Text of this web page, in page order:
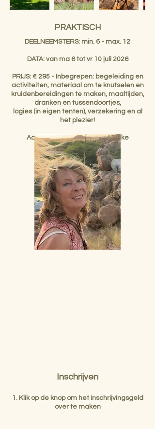
PRAKTISCH
DEELNEEMSTERS: min. 6 - max. 12
DATA: van ma 6 tot vr 10 juli 2026
PRIJS: € 295 - Inbegrepen: begeleiding en
activiteiten, materiaal om te knutselen en
kruidenbereidingen te maken, maaltijden,
dranken en tussendoortjes,
logies (in eigen tenten), verzekering en al
het plezier!
Adres: Korsele 2, 9667 Horebeke​​
Begeleiding:
Inschrijven
1. Klik op de knop om het inschrijvingsgeld
over te maken